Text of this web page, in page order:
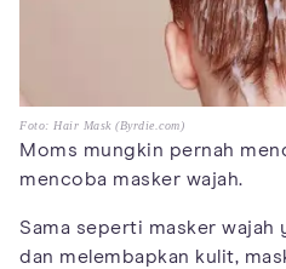
Foto: Hair Mask (Byrdie.com)
Moms mungkin pernah
mencoba masker wajah.
Sama seperti masker
dan melembapkan kulit,